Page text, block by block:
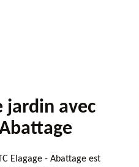
avec
Elagage - Abattage est